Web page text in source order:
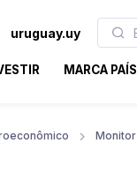
uruguay.uy
MARCA PAÍS